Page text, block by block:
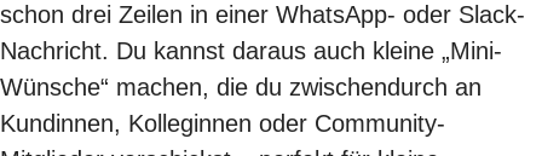
schon drei Zeilen in einer WhatsApp- oder Slack-
Nachricht. Du kannst daraus auch kleine „Mini-
Wünsche“ machen, die du zwischendurch an
Kundinnen, Kolleginnen oder Community-